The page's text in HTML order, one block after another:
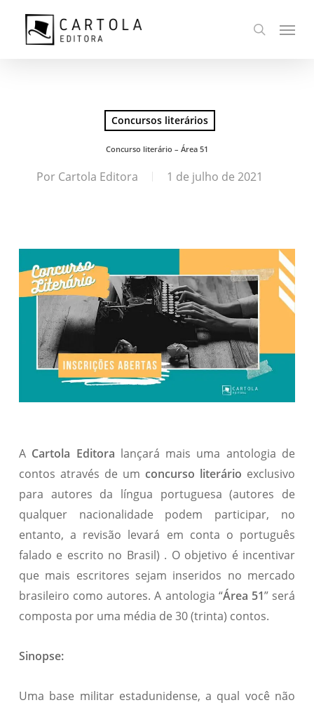
busca
Menu
Concursos literários
Concurso literário – Área 51
Por Cartola Editora 1 de julho de 2021
A Cartola Editora lançará mais uma antologia de
contos através de umconcurso literário exclusivo
para autores da língua portuguesa (autores de
qualquer nacionalidade podem participar, no
entanto, a revisão levará em conta o português
falado e escrito no Brasil) . O objetivo é incentivar
que mais escritores sejam inseridos no mercado
brasileiro como autores. A antologia “Área 51” será
composta por uma média de 30 (trinta) contos.
Sinopse:
Uma base militar estadunidense, a qual você não